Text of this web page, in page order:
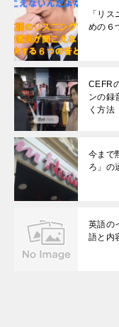
「リ
めの６
CEFR
ンの録
く方法
今まで
ろ」の
英語の
語と内